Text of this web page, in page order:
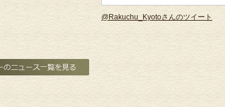
@Rakuchu_Kyotoさんのツイート